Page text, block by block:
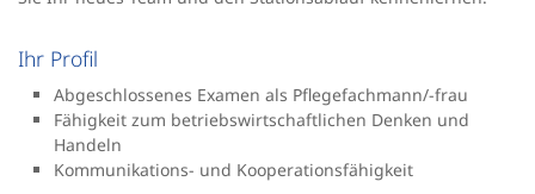
Ihr Profil
Abgeschlossenes Examen als Pflegefachmann/-frau
Fähigkeit zum betriebswirtschaftlichen Denken und
Handeln
Kommunikations- und Kooperationsfähigkeit